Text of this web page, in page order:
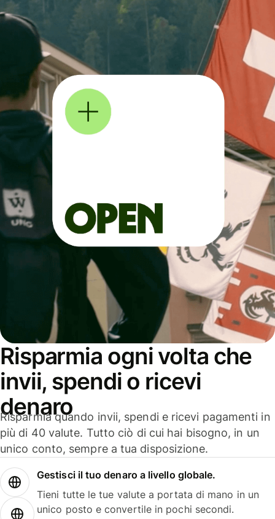
Risparmia ogni volta che
invii, spendi o ricevi
denaro
Risparmia quando invii, spendi e ricevi pagamenti in
più di 40 valute. Tutto ciò di cui hai bisogno, in un
unico conto, sempre a tua disposizione.
Gestisci il tuo denaro a livello globale.
Tieni tutte le tue valute a portata di mano in un
unico posto e convertile in pochi secondi.